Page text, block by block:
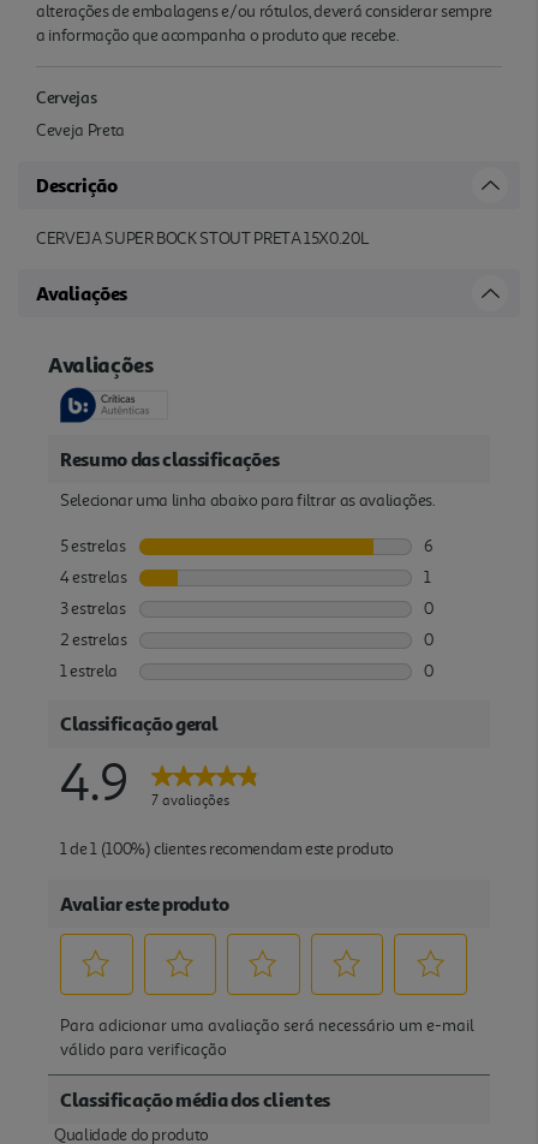
alterações de embalagens e/ou rótulos, deverá considerar sempre
a informação que acompanha o produto que recebe.
Cervejas
Ceveja Preta
Descrição
CERVEJA SUPER BOCK STOUT PRETA 15X0.20L
Avaliações